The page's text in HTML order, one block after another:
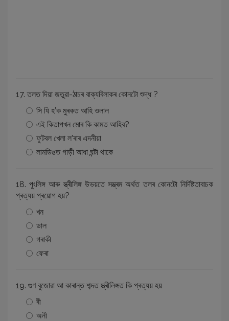
17. তলত দিয়া জতুৱা-ঠাচৰ বাক্যবিলাকৰ কোনটো শুদ্ধ ?
সি যি হ’ক মুৰকত আহি ওলাল
এই কিতাপখন মোৰ কি কামত আহিব?
ফুটবল খেলা ল’ৰাৰ এদনীয়া
লামডিঙত গাড়ী আধা ঘন্টা থাকে
18. পুংলিঙ্গ আৰু স্ত্ৰীলিঙ্গ উভয়তে সম্ভ্ৰম অৰ্থত তলৰ কোনটো নিৰ্দিষ্টতাবাচক
প্ৰত্যয় প্ৰয়োগ হয়?
খন
ডাল
গৰাকী
ফেৰা
19. গুণ বুজোৱা আ কাৰান্ত শব্দত স্ত্ৰীলিঙ্গত কি প্ৰত্যয় হয়
ৰী
অনী